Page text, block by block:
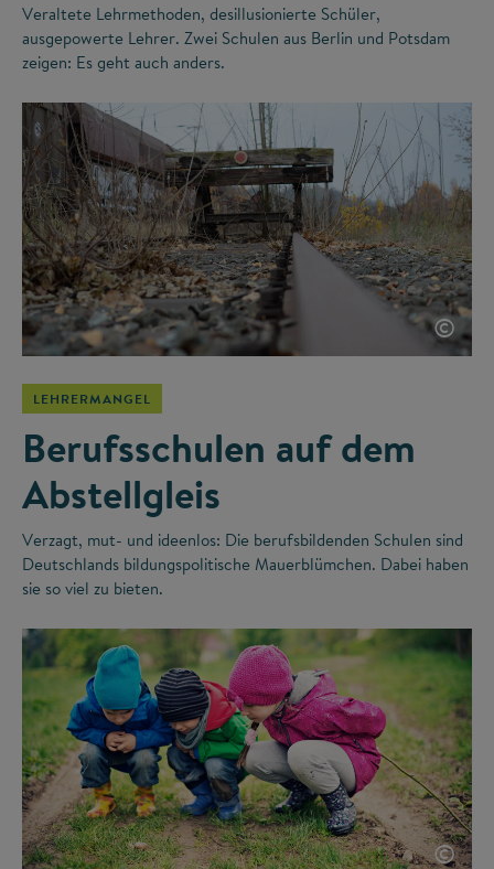
Veraltete Lehrmethoden, desillusionierte Schüler,
ausgepowerte Lehrer. Zwei Schulen aus Berlin und Potsdam
zeigen: Es geht auch anders.
©
LEHRERMANGEL
Berufsschulen auf dem
Abstellgleis
Verzagt, mut- und ideenlos: Die berufsbildenden Schulen sind
Deutschlands bildungspolitische Mauerblümchen. Dabei haben
sie so viel zu bieten.
©